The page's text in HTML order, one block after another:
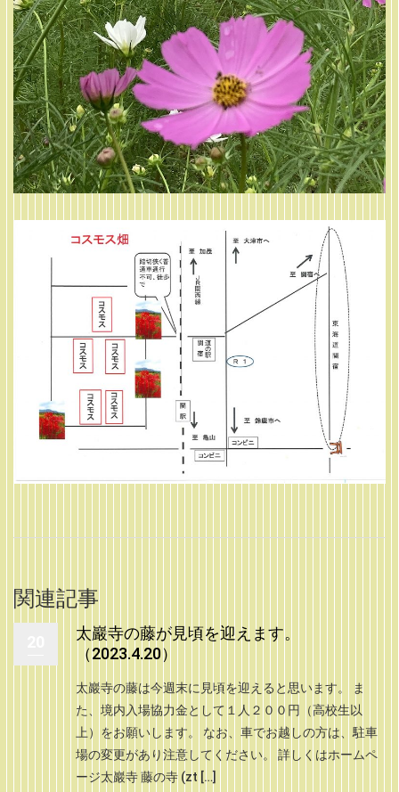
関連記事
太巖寺の藤が見頃を迎えます。
（2023.4.20）
太巖寺の藤は今週末に見頃を迎えると思います。 ま
た、境内入場協力金として１人２００円（高校生以
上）をお願いします。 なお、車でお越しの方は、駐車
場の変更があり注意してください。 詳しくはホームペ
ージ太巖寺 藤の寺 (zt […]